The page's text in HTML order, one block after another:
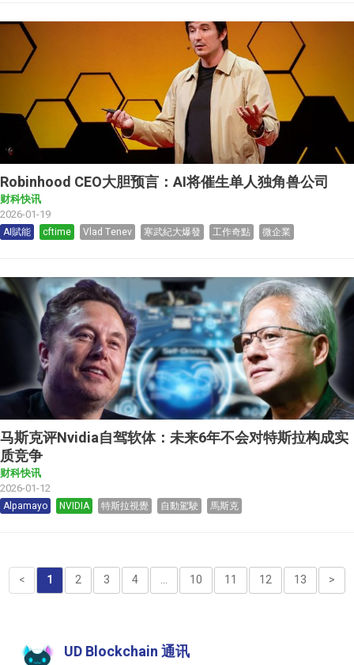
Robinhood CEO大胆预言：AI将催生单人独角兽公司
财科快讯
2026-01-19
AI賦能 cftime Vlad Tenev 寒武紀大爆發 工作奇點 微企業
马斯克评Nvidia自驾软体：未来6年不会对特斯拉构成实
质竞争
财科快讯
2026-01-12
Alpamayo NVIDIA 特斯拉視覺 自動駕駛 馬斯克
< 1 2 3 4 ... 10 11 12 13 >
UD Blockchain 通讯